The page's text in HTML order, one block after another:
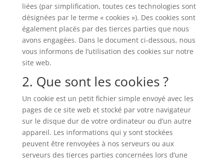
liées (par simplification, toutes ces technologies sont
désignées par le terme « cookies »). Des cookies sont
également placés par des tierces parties que nous
avons engagées. Dans le document ci-dessous, nous
vous informons de l’utilisation des cookies sur notre
site web.
2. Que sont les cookies ?
Un cookie est un petit fichier simple envoyé avec les
pages de ce site web et stocké par votre navigateur
sur le disque dur de votre ordinateur ou d’un autre
appareil. Les informations qui y sont stockées
peuvent être renvoyées à nos serveurs ou aux
serveurs des tierces parties concernées lors d’une